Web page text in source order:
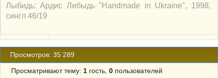
Лыбидь: Ардис Либыдь "Handmade in Ukraine", 1998,
сингл 46/19
Просмотров: 35 289
Просматривают тему: 1гость, 0пользователей